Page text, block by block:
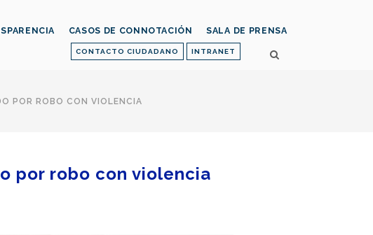
CONTACTO CIUDADANO INTRANET
CASOS DE CONNOTACIÓN SALA DE PRENSA
POR ROBO CON VIOLENCIA
por robo con violencia